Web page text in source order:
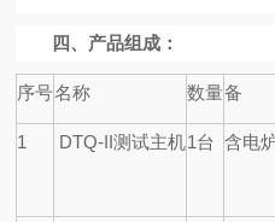
四、 产品组成：
序号名称 数量备
1 DTQ-II测试主机1台 含电